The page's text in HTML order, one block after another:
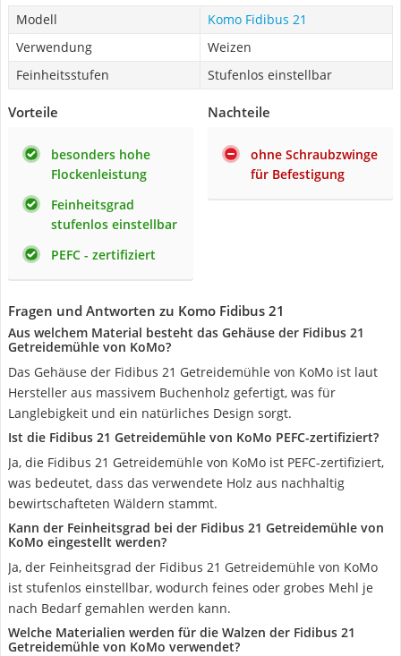
Modell
Komo ‎Fidibus 21
Verwendung
Weizen
Feinheitsstufen
Stufenlos einstellbar
Vorteile
besonders hohe
Flockenleistung
Feinheitsgrad
stufenlos einstellbar
PEFC - zertifiziert
Nachteile
ohne Schraubzwinge
für Befestigung
Fragen und Antworten zu Komo ‎Fidibus 21
Aus welchem Material besteht das Gehäuse der Fidibus 21
Getreidemühle von KoMo?
Das Gehäuse der Fidibus 21 Getreidemühle von KoMo ist laut
Hersteller aus massivem Buchenholz gefertigt, was für
Langlebigkeit und ein natürliches Design sorgt.
Ist die Fidibus 21 Getreidemühle von KoMo PEFC-zertifiziert?
Ja, die Fidibus 21 Getreidemühle von KoMo ist PEFC-zertifiziert,
was bedeutet, dass das verwendete Holz aus nachhaltig
bewirtschafteten Wäldern stammt.
Kann der Feinheitsgrad bei der Fidibus 21 Getreidemühle von
KoMo eingestellt werden?
Ja, der Feinheitsgrad der Fidibus 21 Getreidemühle von KoMo
ist stufenlos einstellbar, wodurch feines oder grobes Mehl je
nach Bedarf gemahlen werden kann.
Welche Materialien werden für die Walzen der Fidibus 21
Getreidemühle von KoMo verwendet?